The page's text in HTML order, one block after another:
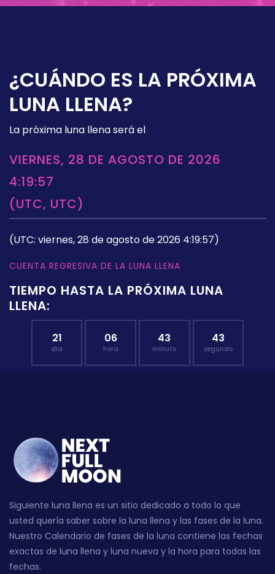
¿CUÁNDO ES LA PRÓXIMA
LUNA LLENA?
La próxima luna llena será el
VIERNES, 28 DE AGOSTO DE 2026
4:19:57
(UTC, UTC)
(UTC: viernes, 28 de agosto de 2026 4:19:57)
CUENTA REGRESIVA DE LA LUNA LLENA
TIEMPO HASTA LA PRÓXIMA LUNA
LLENA:
21
día
06
hora
43
minuto
42
segundo
Siguiente luna llena es un sitio dedicado a todo lo que
usted quería saber sobre la luna llena y las fases de la luna.
Nuestro Calendario de fases de la luna contiene las fechas
exactas de luna llena y luna nueva y la hora para todas las
fechas.